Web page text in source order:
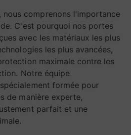
nous comprenons l'importance
C'est pourquoi nos portes
avec les matériaux les plus
les plus avancées,
maximale contre les
Notre équipe
formée pour
de manière experte,
parfait et une